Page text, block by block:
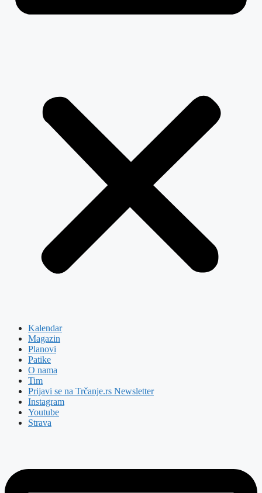
Kalendar
Magazin
Planovi
Patike
O nama
Tim
Prijavi se na Trčanje.rs Newsletter
Instagram
Youtube
Strava